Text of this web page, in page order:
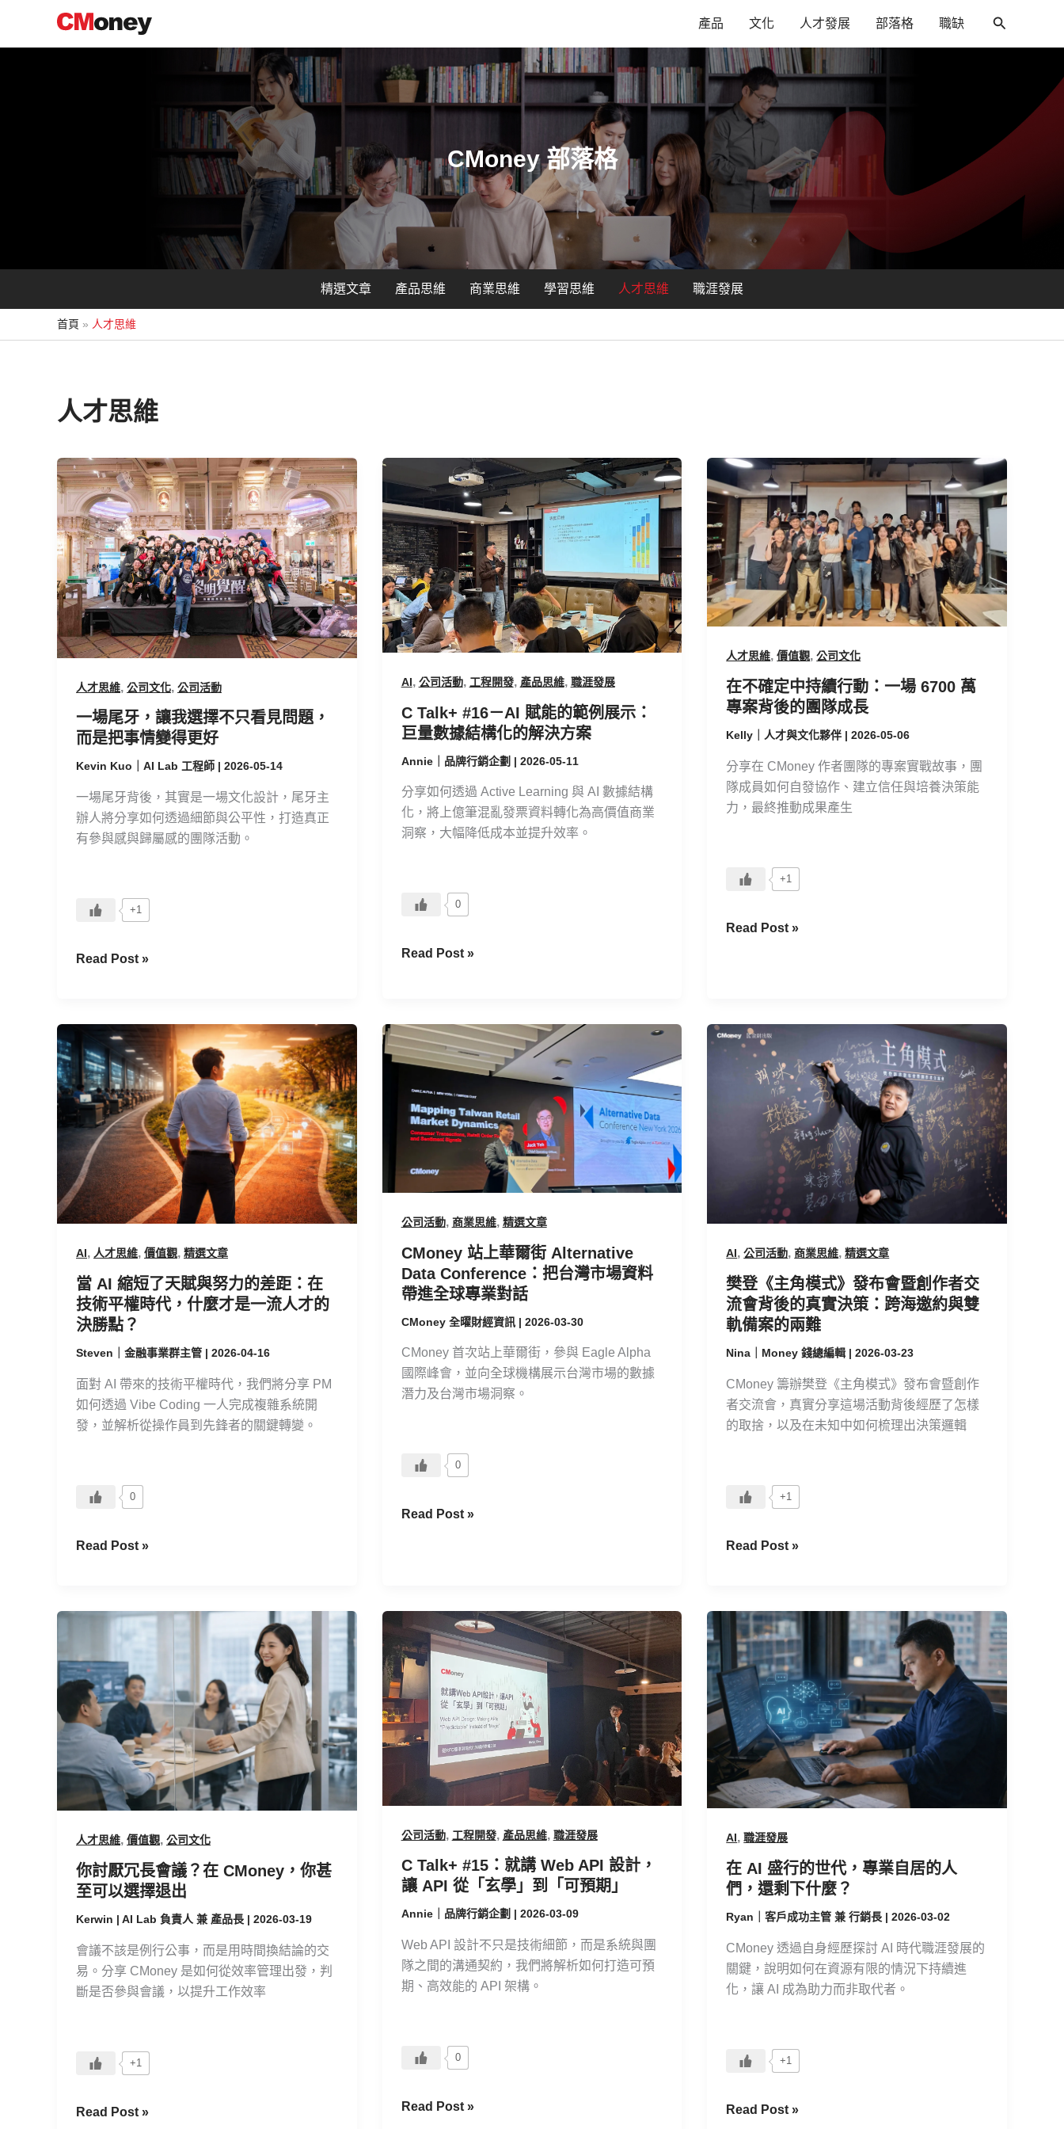
主
產品 文化 人才發展 部落格 職缺
搜
尋
CMoney 部落格
精選文章 產品思維 商業思維 學習思維 人才思維 職涯發展
首頁 人才思維
人才思維
人才思維, 公司文化, 公司活動
一場尾牙，讓我選擇不只看見問題，
而是把事情變得更好
Kevin Kuo｜AI Lab 工程師 | 2026-05-14
一場尾牙背後，其實是一場文化設計，尾牙主
辦人將分享如何透過細節與公平性，打造真正
有參與感與歸屬感的團隊活動。
+1
一
場
尾
牙，
讓
我
選
擇
不
只
見
問
題，
把
事
情
Read Post »
AI, 公司活動, 工程開發, 產品思維, 職涯發展
C Talk+ #16－AI 賦能的範例展示：
巨量數據結構化的解決方案
Annie｜品牌行銷企劃 | 2026-05-11
分享如何透過 Active Learning 與 AI 數據結構
化，將上億筆混亂發票資料轉化為高價值商業
洞察，大幅降低成本並提升效率。
0
Talk+
#16
－
AI
賦
能
的
範
例
巨
量
數
結
構
化
Read Post »
人才思維,價值觀,公司文化
在不確定中持續行動：一場 6700 萬
專案背後的團隊成長
Kelly｜人才與文化夥伴 |2026-05-06
分享在 CMoney 作者團隊的專案實戰故事，團
隊成員如何自發協作、建立信任與培養決策能
力，最終推動成果產生
+1
在
不
中
持
續
行
一
6700
萬
專
背
後
的
Read Post »
AI, 人才思維, 價值觀, 精選文章
當 AI 縮短了天賦與努力的差距：在
技術平權時代，什麼才是一流人才的
決勝點？
Steven｜金融事業群主管 | 2026-04-16
面對 AI 帶來的技術平權時代，我們將分享 PM
如何透過 Vibe Coding 一人完成複雜系統開
發，並解析從操作員到先鋒者的關鍵轉變。
0
AI
縮
短
了
賦
與
努
力
差
距：
在
技
權
時
代，
流
的
點？
Read Post »
公司活動, 商業思維, 精選文章
CMoney 站上華爾街 Alternative
Data Conference：把台灣市場資料
帶進全球專業對話
CMoney 全曜財經資訊 | 2026-03-30
CMoney 首次站上華爾街，參與 Eagle Alpha
國際峰會，並向全球機構展示台灣市場的數據
潛力及台灣市場洞察。
0
CMoney
站
華
爾
街
Data
把
灣
市
場
資
進
全
話
Read Post »
AI,公司活動,商業思維,精選文章
樊登《主角模式》發布會暨創作者交
流會背後的真實決策：跨海邀約與雙
軌備案的兩難
Nina｜Money 錢總編輯 |2026-03-23
CMoney 籌辦樊登《主角模式》發布會暨創作
者交流會，真實分享這場活動背後經歷了怎樣
的取捨，以及在未知中如何梳理出決策邏輯
+1
樊
登
作
者
交
流
後
的
真
邀
雙
軌
備
案
的
兩
難
Read Post »
人才思維, 價值觀, 公司文化
你討厭冗長會議？在 CMoney，你甚
至可以選擇退出
Kerwin | AI Lab 負責人 兼 產品長 | 2026-03-19
會議不該是例行公事，而是用時間換結論的交
易。分享 CMoney 是如何從效率管理出發，判
斷是否參與會議，以提升工作效率
+1
厭
冗
長
會
議？
在
CMoney，
你
至
可
以
退
出
Read Post »
公司活動, 工程開發, 產品思維, 職涯發展
C Talk+ #15：就講 Web API 設計，
讓 API 從「玄學」到「可預期」
Annie｜品牌行銷企劃 | 2026-03-09
Web API 設計不只是技術細節，而是系統與團
隊之間的溝通契約，我們將解析如何打造可預
期、高效能的 API 架構。
0
Talk+
#15：
就
講
Web
API
設
計，
讓
「玄
學」
到
預
期」
Read Post »
AI,職涯發展
在 AI 盛行的世代，專業自居的人
們，還剩下什麼？
Ryan｜客戶成功主管 兼 行銷長 |2026-03-02
CMoney 透過自身經歷探討 AI 時代職涯發展的
關鍵，說明如何在資源有限的情況下持續進
化，讓 AI 成為助力而非取代者。
+1
在
AI
盛
行
的
世
代，
專
業
自
的
人
們，
下
什
麼？
Read Post »